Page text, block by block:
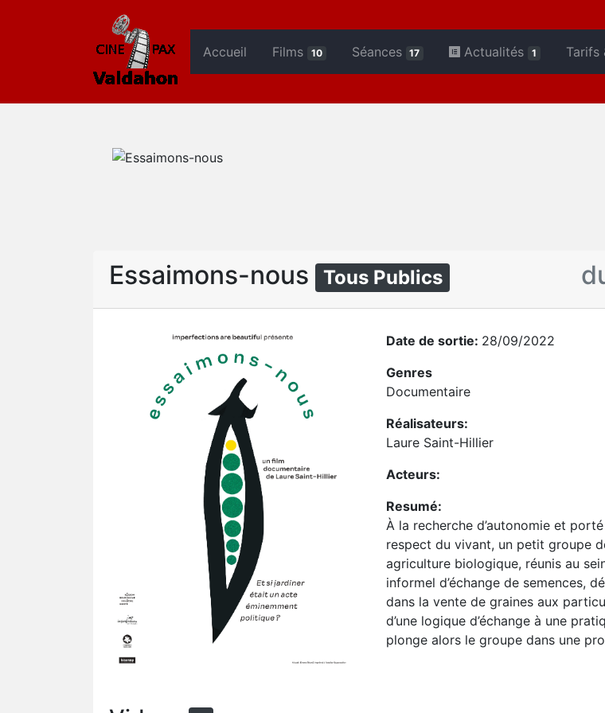
Accueil Films 10 Séances 17 Actualités 1 Tarifs
Essaimons-nous Tous Publics
Date de sortie: 28/09/2022
Genres
Documentaire
Réalisateurs:
Laure Saint-Hillier
Acteurs:
Resumé:
À la recherche d’autonomie et
respect du vivant, un petit groupe
agriculture biologique, réunis au
informel d’échange de semences,
dans la vente de graines aux
d’une logique d’échange à une
plonge alors le groupe dans une